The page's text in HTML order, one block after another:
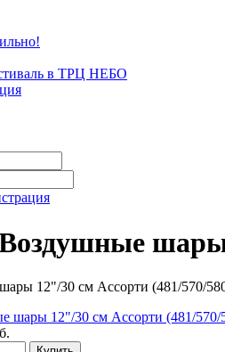
в ТРЦ НЕБО
12"/30 см Ассорти (481/570/